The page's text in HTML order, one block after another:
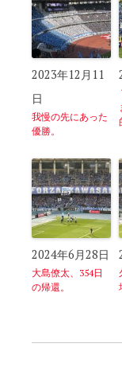
2023年12月11
日
我慢の先にあった
優勝。
2024年6月28日
大島僚太、354日
の帰還。